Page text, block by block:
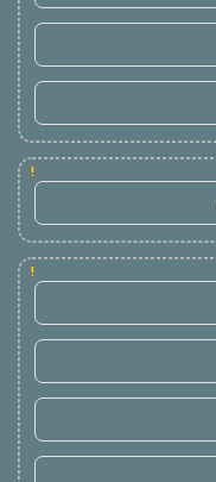
!
!